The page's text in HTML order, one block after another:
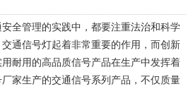
管理的实践中，都要注重法治和科学
交通信号灯起着非常重要的作用，而创新
耐用的高品质信号产品在生产中发挥着
家生产的交通信号系列产品，不仅质量